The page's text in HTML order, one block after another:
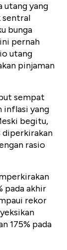
utang yang
sentral
bunga
pernah
utang
pinjaman
sempat
inflasi yang
begitu,
diperkirakan
rasio
pada akhir
rekor
175% pada